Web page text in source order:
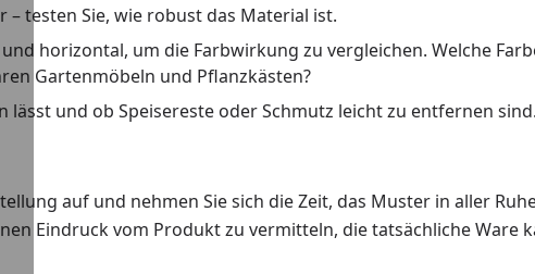
testen Sie, wie robust das Material ist.
horizontal, um die Farbwirkung zu vergleichen. Welche
Gartenmöbeln und Pflanzkästen?
lässt und ob Speisereste oder Schmutz leicht zu entfernen
auf und nehmen Sie sich die Zeit, das Muster in aller
Eindruck vom Produkt zu vermitteln, die tatsächliche Ware